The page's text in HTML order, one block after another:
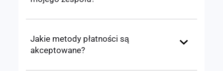
Jakie metody płatności są
akceptowane?